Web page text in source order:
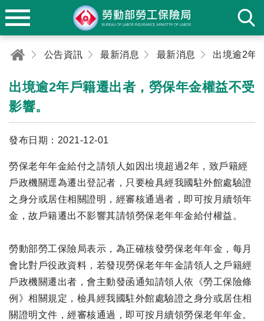
公告資訊 最新消息 最新消息
出境逾2年戶籍遷出者，勞保年金權益不受
影響。
發布日期：2021-12-01
勞保老年年金給付之請領人如因出境超過2年，致戶籍經
戶政機關逕為遷出登記者，只要檢具經我國駐外館處驗證
之身分或居住相關證明，經審核通過者，即可按月續領年
金，故戶籍遷出不影響其請領勞保老年年金給付權益。
勞動部勞工保險局表示，為正確核發勞保老年年金，每月
會比對戶役政資料，若發現勞保老年年金請領人之戶籍經
戶政機關遷出者，會主動發函通知請領人依《勞工保險條
例》相關規定，檢具經我國駐外館處驗證之身分或居住相
關證明文件，經審核通過，即可按月續領勞保老年年金。